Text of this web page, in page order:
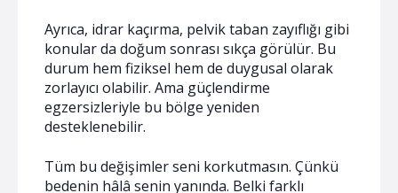
Ayrıca, idrar kaçırma, pelvik taban zayıflığı gibi
konular da doğum sonrası sıkça görülür. Bu
durum hem fiziksel hem de duygusal olarak
zorlayıcı olabilir. Ama güçlendirme
egzersizleriyle bu bölge yeniden
desteklenebilir.
Tüm bu değişimler seni korkutmasın. Çünkü
bedenin hâlâ senin yanında. Belki farklı